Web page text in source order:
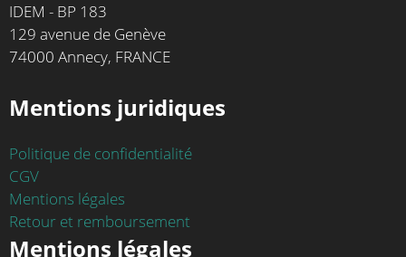
IDEM - BP 183
129 avenue de Genève
74000 Annecy, FRANCE
Mentions juridiques
Politique de confidentialité
CGV
Mentions légales
Retour et remboursement
Mentions légales